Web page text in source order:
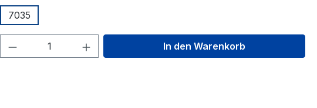
7035
Produkt Anzahl: Gib den gewünschten Wert
In den Warenkorb